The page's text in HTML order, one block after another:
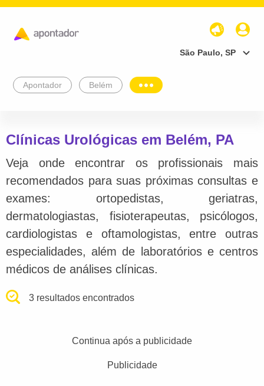
São Paulo, SP
Apontador Belém
Clínicas Urológicas em Belém, PA
Veja onde encontrar os profissionais mais
recomendados para suas próximas consultas e
exames: ortopedistas, geriatras,
dermatologiastas, fisioterapeutas, psicólogos,
cardiologistas e oftamologistas, entre outras
especialidades, além de laboratórios e centros
médicos de análises clínicas.
3 resultados encontrados
Continua após a publicidade
Publicidade